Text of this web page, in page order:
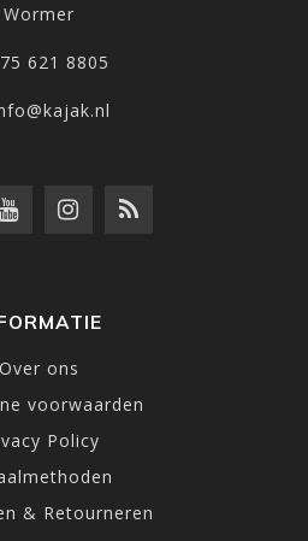
Wormer
621 8805
Over ons
voorwaarden
Policy
& Retourneren